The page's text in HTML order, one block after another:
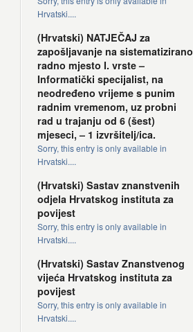
Hrvatski....
(Hrvatski) NATJEČAJ za
zapošljavanje na sistematizirano
radno mjesto I. vrste –
Informatički specijalist, na
neodređeno vrijeme s punim
radnim vremenom, uz probni
rad u trajanju od 6 (šest)
mjeseci, – 1 izvršitelj/ica.
Sorry, this entry is only available in
Hrvatski....
(Hrvatski) Sastav znanstvenih
odjela Hrvatskog instituta za
povijest
Sorry, this entry is only available in
Hrvatski....
(Hrvatski) Sastav Znanstvenog
vijeća Hrvatskog instituta za
povijest
Sorry, this entry is only available in
Hrvatski....